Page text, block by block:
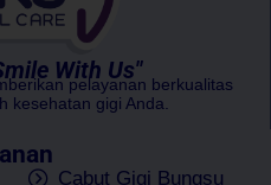
With Us"
pelayanan berkualitas
kesehatan gigi Anda.
Cabut Gigi Bungsu